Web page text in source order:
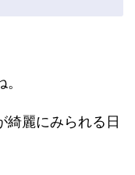
綺麗にみられる日